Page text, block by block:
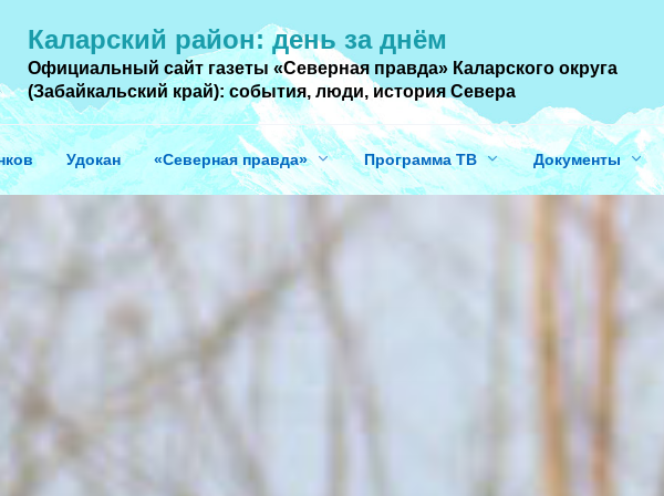
Каларский район: день за днём
Официальный сайт газеты «Северная правда» Каларского округа
(Забайкальский край): события, люди, история Cевера
Удокан «Северная правда» Программа ТВ Документы